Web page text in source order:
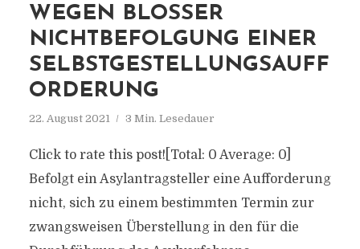
WEGEN BLOSSER N
ICHTBEFOLGUNG EINER S
ELBSTGESTELLUNGSAUFFO
RDERUNG
22. August 2021 3 Min. Lesedauer
Click to rate this post![Total: 0 Average: 0]
Befolgt ein Asylantragsteller eine Aufforderung
nicht, sich zu einem bestimmten Termin zur
zwangsweisen Überstellung in den für die